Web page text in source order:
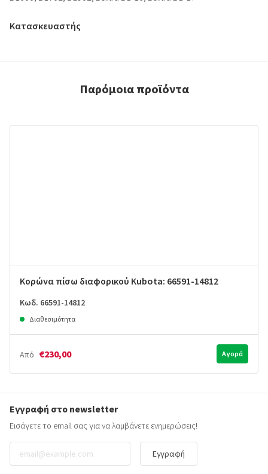
Κατασκευαστής
Παρόμοια προϊόντα
Κορώνα πίσω διαφορικού Kubota: 66591-14812
Κωδ. 66591-14812
Διαθεσιμότητα
Από €230,00 Αγορά
Εγγραφή στο newsletter
Εισάγετε το email σας για να λαμβάνετε ενημερώσεις!
Εγγραφή